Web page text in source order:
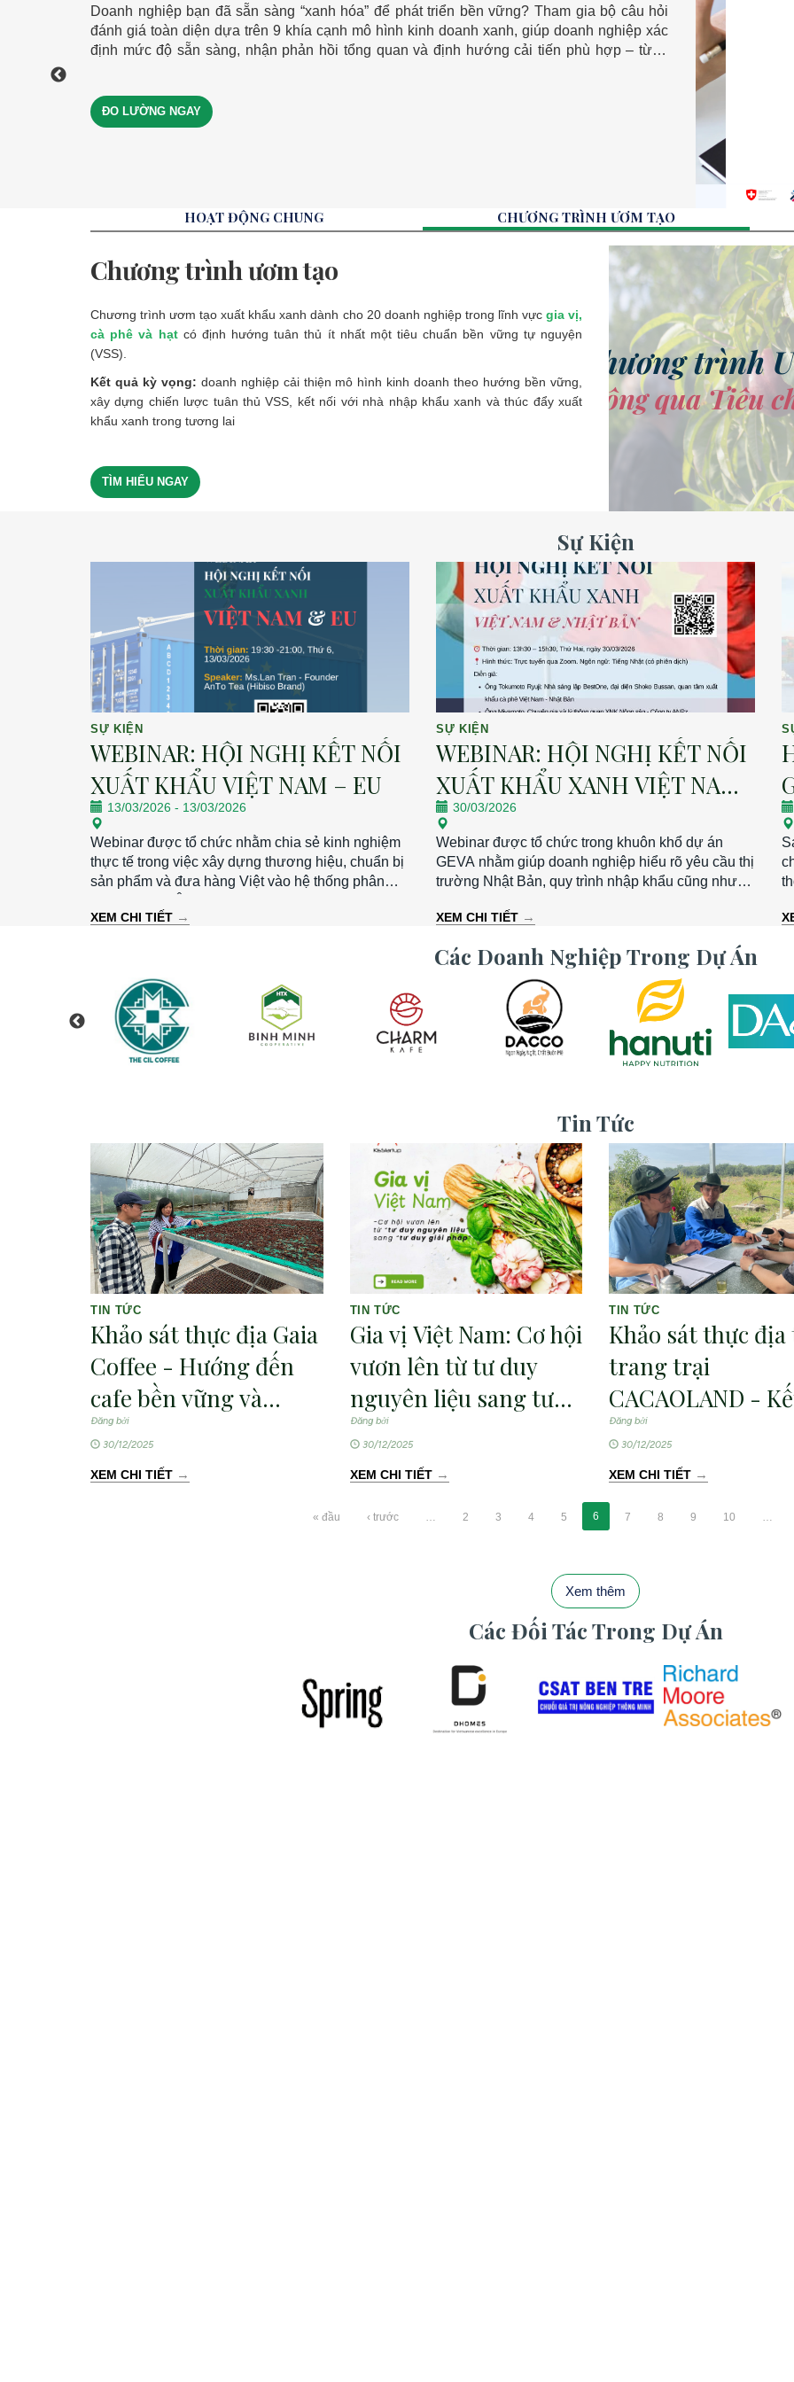
Doanh nghiệp bạn đã sẵn sàng “xanh hóa” để phát triển bền vững? Tham gia bộ câu hỏi
đánh giá toàn diện dựa trên 9 khía cạnh mô hình kinh doanh xanh, giúp doanh nghiệp xác
định mức độ sẵn sàng, nhận phản hồi tổng quan và định hướng cải tiến phù hợp – từng
ĐO LƯỜNG NGAY
Doanh nghiệp bạn đã sẵn sàng phát triển bền vững? Tham gia bộ câu hỏi đánh giá toàn
Doanh nghiệp bạn đang ở đâu trên hành trình xuất khẩu? Tham gia bộ câu hỏi đánh giá
toàn diện trên 5 khía cạnh – khám phá mức độ sẵn sàng xuất khẩu và nhận ngay khuyến
nghị tổng quan để bứt phá ra thị trường quốc tế
ĐO LƯỜNG NGAY
HOẠT ĐỘNG CHUNG CHƯƠNG TRÌNH ƯƠM TẠO
Chương trình ươm tạo
Chương trình ươm tạo xuất khẩu xanh dành cho 20 doanh nghiệp trong lĩnh vực gia vị,
cà phê và hạt có định hướng tuân thủ ít nhất một tiêu chuẩn bền vững tự nguyện
(VSS).
Kết quả kỳ vọng: doanh nghiệp cải thiện mô hình kinh doanh theo hướng bền vững,
xây dựng chiến lược tuân thủ VSS, kết nối với nhà nhập khẩu xanh và thúc đẩy xuất
khẩu xanh trong tương lai
TÌM HIỂU NGAY
Sự Kiện
SỰ KIỆN
WEBINAR: HỘI NGHỊ KẾT NỐI
XUẤT KHẨU VIỆT NAM – EU
13/03/2026 - 13/03/2026
Webinar được tổ chức nhằm chia sẻ kinh nghiệm
thực tế trong việc xây dựng thương hiệu, chuẩn bị
sản phẩm và đưa hàng Việt vào hệ thống phân
gian: 19h30 – 21h00 | Thứ Sáu, ngày 13/03/2026
XEM CHI TIẾT →
SỰ KIỆN
WEBINAR: HỘI NGHỊ KẾT NỐI
XUẤT KHẨU XANH VIỆT NAM
– NHẬT BẢN
30/03/2026
Webinar được tổ chức trong khuôn khổ dự án
GEVA nhằm giúp doanh nghiệp hiểu rõ yêu cầu thị
trường Nhật Bản, quy trình nhập khẩu cũng như
gian: 13h30 – 15h30 | Thứ Hai, ngày 30/03/2026 -
Tiếng Nhật (có phiên dịch)
XEM CHI TIẾT →
Các Doanh Nghiệp Trong Dự Án
Tin Tức
TIN TỨC
Khảo sát thực địa Gaia
Coffee - Hướng đến
cafe bền vững và
chứng nhận quốc tế
Đăng bởi
30/12/2025
XEM CHI TIẾT →
TIN TỨC
Gia vị Việt Nam: Cơ hội
vươn lên từ tư duy
nguyên liệu sang tư
duy giải pháp- Từ góc
nhìn đổi mới sáng tạo
Đăng bởi
30/12/2025
XEM CHI TIẾT→
TIN TỨC
Khảo sát thực địa
trang trại
CACAOLAND -
đam mê với phát
bền vững
Đăng bởi
30/12/2025
XEM CHI TIẾT →
« đầu ‹ trước … 2 3 4 5 6 7 8 9 10 …
Xem thêm
Các Đối Tác Trong Dự Án